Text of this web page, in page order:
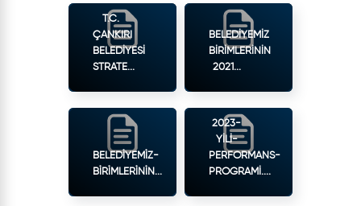
T.C.
ÇANKIRI
BELEDİYESİ
STRATE...
BELEDİYEMİZ
BİRİMLERİNİN
2021...
BELEDİYEMİZ-
BİRİMLERİNİN...
2023-
YILI-
PERFORMANS-
PROGRAMI....